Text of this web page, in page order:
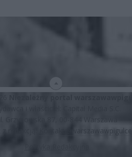
z redakcją: